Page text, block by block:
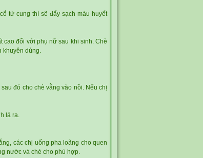
tử cung thì sẽ đẩy sạch máu huyết
cao đối với phụ nữ sau khi sinh. Chè
khuyên dùng.
đó cho chè vằng vào nồi. Nếu chị
lá ra.
các chị uống pha loãng cho quen
nước và chè cho phù hợp.